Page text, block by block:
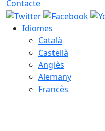
Contacte
Idiomes
Català
Castellà
Anglès
Alemany
Francès